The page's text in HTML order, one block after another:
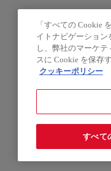
「すべての Cookie
イトナビゲーショ
し、弊社のマーケ
スに Cookie を保存
クッキーポリシー
すべて